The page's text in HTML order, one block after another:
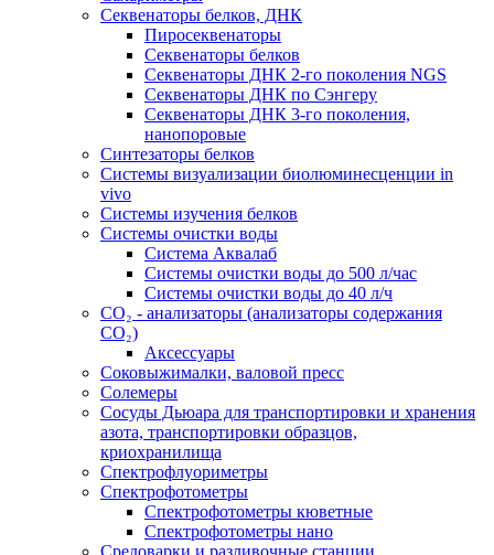
Секвенаторы белков, ДНК
Пиросеквенаторы
Секвенаторы белков
Секвенаторы ДНК 2-го поколения NGS
Секвенаторы ДНК по Сэнгеру
Секвенаторы ДНК 3-го поколения,
нанопоровые
Синтезаторы белков
Системы визуализации биолюминесценции in
vivo
Системы изучения белков
Системы очистки воды
Система Аквалаб
Системы очистки воды до 500 л/час
Системы очистки воды до 40 л/ч
СО₂ - анализаторы (анализаторы содержания
СО₂)
Аксессуары
Соковыжималки, валовой пресс
Солемеры
Сосуды Дьюара для транспортировки и хранения
азота, транспортировки образцов,
криохранилища
Спектрофлуориметры
Спектрофотометры
Спектрофотометры кюветные
Спектрофотометры нано
Средоварки и разливочные станции